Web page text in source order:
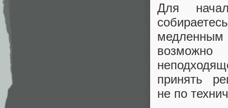
Для
принять
не по